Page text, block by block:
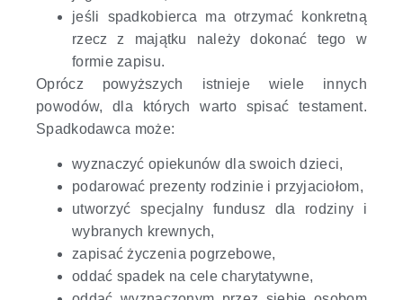
jeśli spadkobierca ma otrzymać konkretną
rzecz z majątku należy dokonać tego w
formie zapisu.
Oprócz powyższych istnieje wiele innych
powodów, dla których warto spisać testament.
Spadkodawca może:
wyznaczyć opiekunów dla swoich dzieci,
podarować prezenty rodzinie i przyjaciołom,
utworzyć specjalny fundusz dla rodziny i
wybranych krewnych,
zapisać życzenia pogrzebowe,
oddać spadek na cele charytatywne,